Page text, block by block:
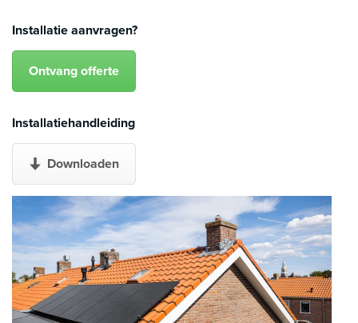
Installatie aanvragen?
Ontvang offerte
Installatiehandleiding
Downloaden